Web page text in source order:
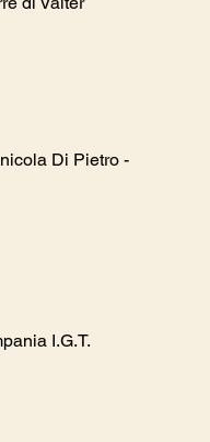
Di Pietro -
I.G.T.